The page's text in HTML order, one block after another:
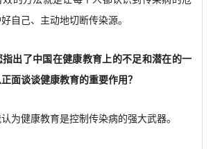
自己、主动地切断传染源。
出了中国在健康教育上的不足和潜在的一
面谈谈健康教育的重要作用？
为健康教育是控制传染病的强大武器。